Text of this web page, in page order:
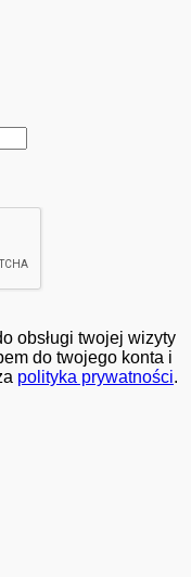
obsługi twojej wizyty
do twojego konta i
polityka prywatności.